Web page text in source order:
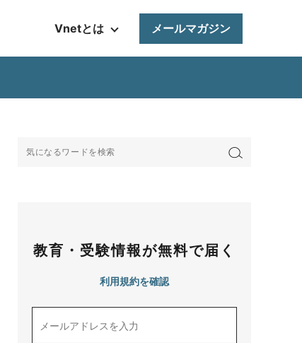
Vnetとは メールマガジン
教育・受験情報が無料で届く
利用規約を確認